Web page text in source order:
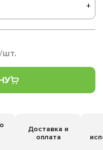
+
/шт.
Доставка и
оплата